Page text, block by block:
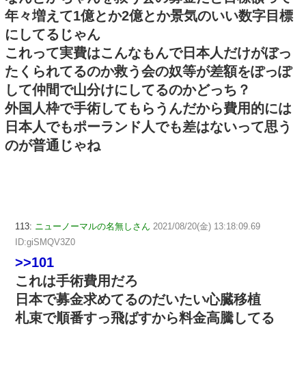
年々増えて1億とか2億とか景気のいい数字目標
にしてるじゃん
これって実費はこんなもんで日本人だけがぼっ
たくられてるのか救う会の奴等が差額をぽっぽ
して仲間で山分けにしてるのかどっち？
外国人枠で手術してもらうんだから費用的には
日本人でもポーランド人でも差はないって思う
のが普通じゃね
113: ニューノーマルの名無しさん 2021/08/20(金) 13:18:09.69
ID:giSMQV3Z0
>>101
これは手術費用だろ
日本で募金求めてるのだいたい心臓移植
札束で順番すっ飛ばすから料金高騰してる